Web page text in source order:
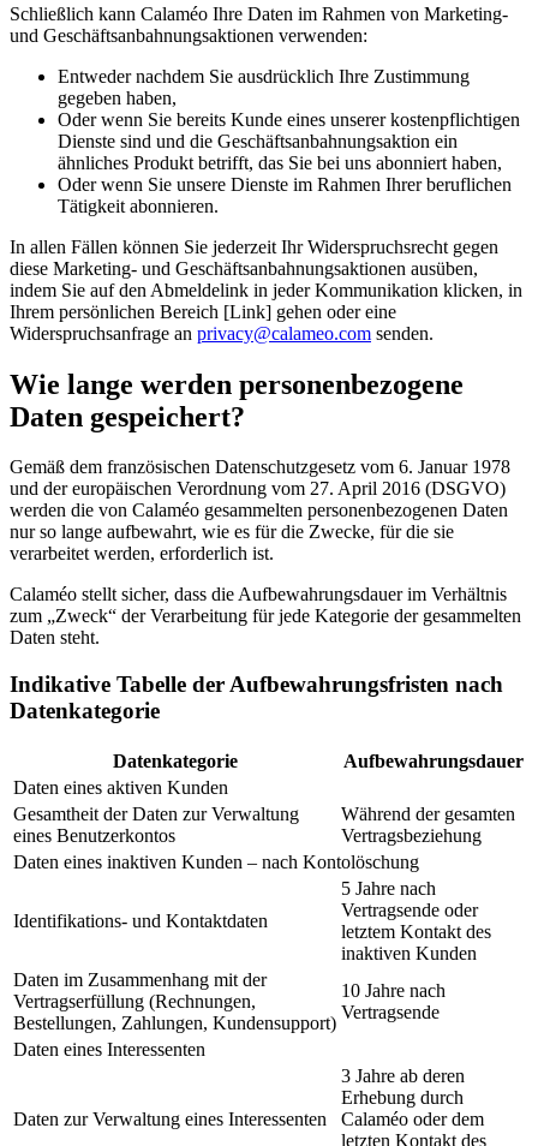
Schließlich kann Calaméo Ihre Daten im Rahmen von Marketing-
und Geschäftsanbahnungsaktionen verwenden:
Entweder nachdem Sie ausdrücklich Ihre Zustimmung
gegeben haben,
Oder wenn Sie bereits Kunde eines unserer kostenpflichtigen
Dienste sind und die Geschäftsanbahnungsaktion ein
ähnliches Produkt betrifft, das Sie bei uns abonniert haben,
Oder wenn Sie unsere Dienste im Rahmen Ihrer beruflichen
Tätigkeit abonnieren.
In allen Fällen können Sie jederzeit Ihr Widerspruchsrecht gegen
diese Marketing- und Geschäftsanbahnungsaktionen ausüben,
indem Sie auf den Abmeldelink in jeder Kommunikation klicken, in
Ihrem persönlichen Bereich [Link] gehen oder eine
Widerspruchsanfrage an privacy@calameo.com senden.
Wie lange werden personenbezogene
Daten gespeichert?
Gemäß dem französischen Datenschutzgesetz vom 6. Januar 1978
und der europäischen Verordnung vom 27. April 2016 (DSGVO)
werden die von Calaméo gesammelten personenbezogenen Daten
nur so lange aufbewahrt, wie es für die Zwecke, für die sie
verarbeitet werden, erforderlich ist.
Calaméo stellt sicher, dass die Aufbewahrungsdauer im Verhältnis
zum „Zweck“ der Verarbeitung für jede Kategorie der gesammelten
Daten steht.
Indikative Tabelle der Aufbewahrungsfristen nach
Datenkategorie
Datenkategorie
Aufbewahrungsdauer
Daten eines aktiven Kunden
Gesamtheit der Daten zur Verwaltung
eines Benutzerkontos
Während der gesamten
Vertragsbeziehung
Daten eines inaktiven Kunden – nach Kontolöschung
Identifikations- und Kontaktdaten
5 Jahre nach
Vertragsende oder
letztem Kontakt des
inaktiven Kunden
Daten im Zusammenhang mit der
Vertragserfüllung (Rechnungen,
Bestellungen, Zahlungen, Kundensupport)
10 Jahre nach
Vertragsende
Daten eines Interessenten
Daten zur Verwaltung eines Interessenten
3 Jahre ab deren
Erhebung durch
Calaméo oder dem
letzten Kontakt des